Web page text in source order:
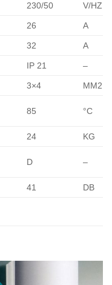
230/50 V/HZ
26 A
32 A
IP 21 –
3×4 MM2
85 °C
24 KG
D –
41 DB